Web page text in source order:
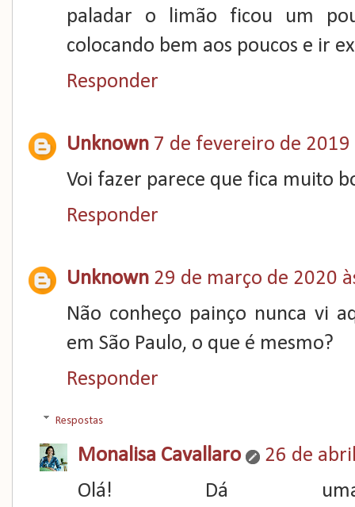
paladar o limão ficou um
colocando bem aos poucos e ir
Responder
Unknown 7 de fevereiro de 2019
Voi fazer parece que fica muito
Responder
Unknown 29 de março de 2020
Não conheço painço nunca vi
em São Paulo, o que é mesmo?
Responder
Respostas
Monalisa Cavallaro
26 de
Olá! Dá uma